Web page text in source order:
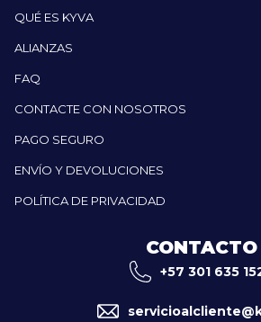
QUÉ ES KYVA
ALIANZAS
FAQ
CONTACTE CON NOSOTROS
PAGO SEGURO
ENVÍO Y DEVOLUCIONES
POLÍTICA DE PRIVACIDAD
CONTACTO
+57 301 635